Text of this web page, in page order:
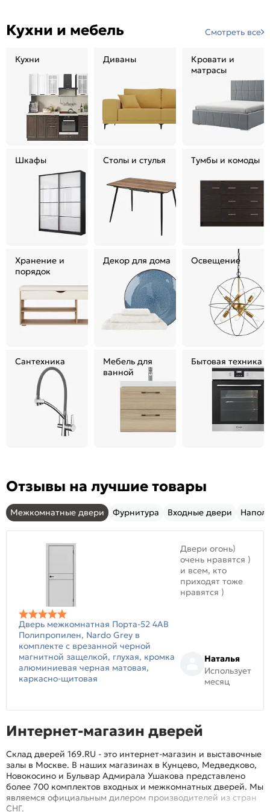
Кухни и мебель Смотреть все
Кухни Диваны
Кровати и
матрасы
Шкафы Столы и стулья Тумбы и комоды
Хранение и
порядок
Декор для дома Освещение
Сантехника
Мебель для
ванной
Бытовая техника
Отзывы на лучшие товары
Межкомнатные двери Фурнитура Входные двери
Дверь межкомнатная Порта-52 4AB
Полипропилен, Nardo Grey в
комплекте с врезанной черной
магнитной защелкой, глухая, кромка
алюминиевая черная матовая,
каркасно-щитовая
Двери огонь)
очень нравятся )
и всем, кто
приходят тоже
нравятся )
Наталья
Использует
месяц
Интернет-магазин дверей
Склад дверей 169.RU - это интернет-магазин и выставочные
залы в Москве. В наших магазинах в Кунцево, Медведково,
Новокосино и Бульвар Адмирала Ушакова представлено
более 700 комплектов входных и межкомнатных дверей. Мы
являемся официальным дилером производителей из стран
СНГ.